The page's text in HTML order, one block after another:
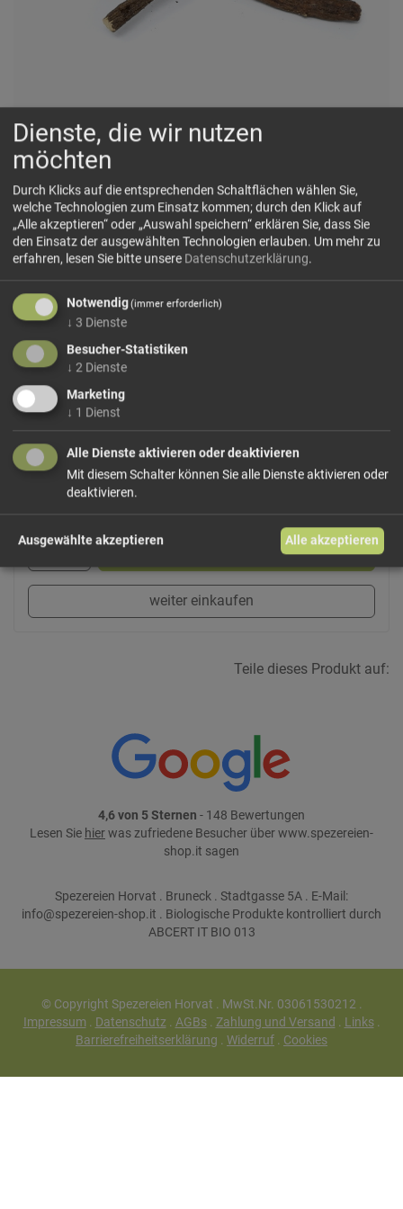
Lakritzstangen ganz
Natürlich süß, wurzelwürzig und balsamisch mild
🗺 Herkunft
Lakritzstangen sind die getrockneten Wurzeln der
Westasien und in Teilen Südosteuropas beheimatet ist.
Besonders in warmen, trockenen Regionen entwickelt die
Wurzel ihre charakteristische...
Dieses Produkt führen wir lose.
Variante!
In den Warenkorb
weiter einkaufen
Teile dieses Produkt auf:
4,6 von 5 Sternen - 148 Bewertungen
Lesen Sie hierwas zufriedene Besucher über www.spezereien-
shop.it sagen
Spezereien Horvat . Bruneck . Stadtgasse 5A . E-Mail:
info@spezereien-shop.it . Biologische Produkte kontrolliert durch
ABCERT IT BIO 013
© Copyright Spezereien Horvat . MwSt.Nr. 03061530212 .
Impressum. Datenschutz. AGBs. Zahlung und Versand . Links.
Barrierefreiheitserklärung . Widerruf . Cookies
Dienste, die wir nutzen
möchten
Durch Klicks auf die entsprechenden Schaltflächen wählen Sie,
welche Technologien zum Einsatz kommen; durch den Klick auf
„Alle akzeptieren“ oder „Auswahl speichern“ erklären Sie, dass Sie
den Einsatz der ausgewählten Technologien erlauben. Um mehr zu
erfahren, lesen Sie bitte unsere Datenschutzerklärung.
Notwendig(immer erforderlich)
↓ 3 Dienste
Besucher-Statistiken
↓ 2 Dienste
Marketing
↓ 1 Dienst
Alle Dienste aktivieren oder deaktivieren
Mit diesem Schalter können Sie alle Dienste aktivieren oder
deaktivieren.
Ausgewählte akzeptieren Alle akzeptieren